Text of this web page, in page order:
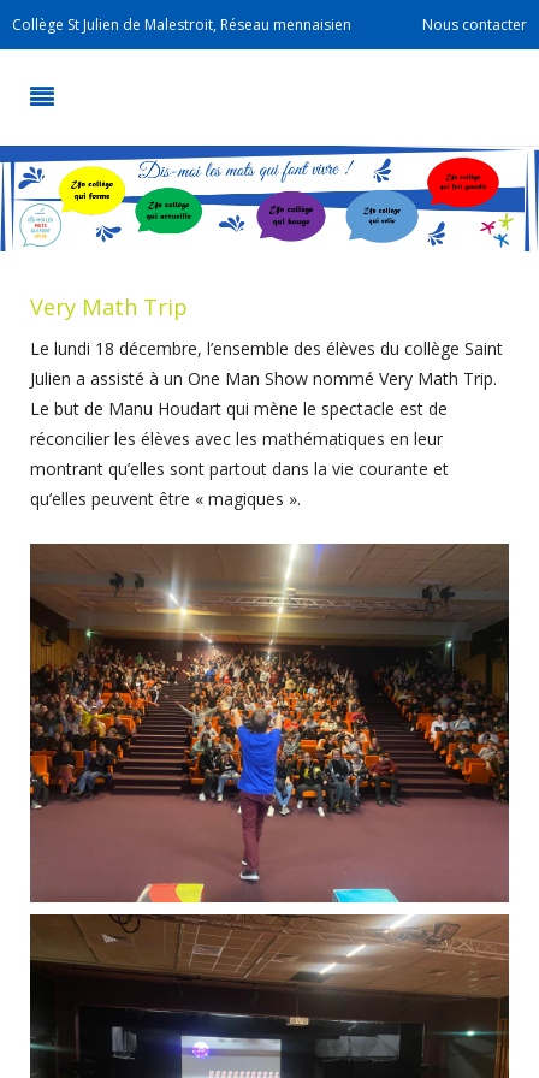
Collège St Julien de Malestroit, Réseau mennaisien Nous contacter
Very Math Trip
Le lundi 18 décembre, l’ensemble des élèves du collège Saint
Julien a assisté à un One Man Show nommé Very Math Trip.
Le but de Manu Houdart qui mène le spectacle est de
réconcilier les élèves avec les mathématiques en leur
montrant qu’elles sont partout dans la vie courante et
qu’elles peuvent être « magiques ».